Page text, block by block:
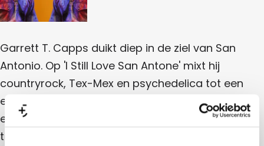
a
p
s
(
S
U
S s
(
)
Garrett T. Capps duikt diep in de ziel van San
Antonio. Op 'I Still Love San Antone' mixt hij
countryrock, Tex-Mex en psychedelica tot een
eigenzinnige en kleurrijke sound. Wat begint als
een ode aan zijn stad, groeit uit tot een muzikale
trip vol bijzondere verhalen en lokale legendes.